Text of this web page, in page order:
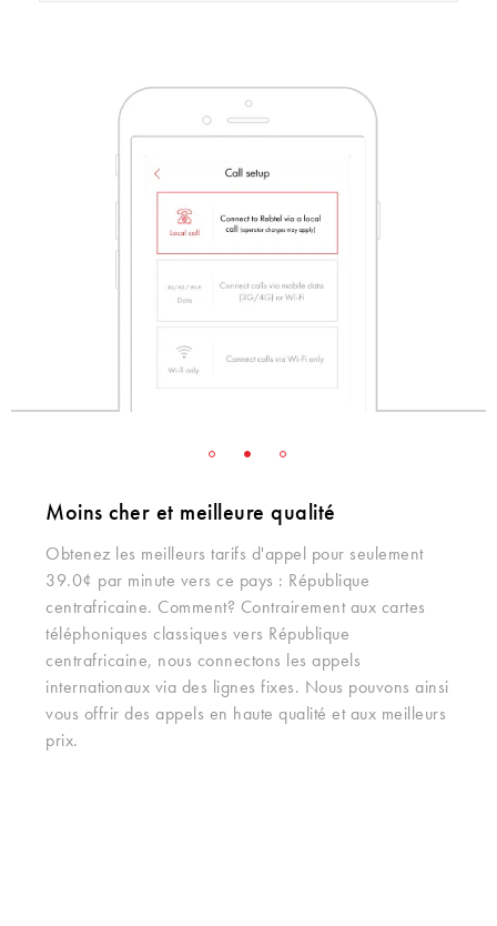
Moins cher et meilleure qualité
Obtenez les meilleurs tarifs d'appel pour seulement
39.0¢ par minute vers ce pays : République
centrafricaine. Comment? Contrairement aux cartes
téléphoniques classiques vers République
centrafricaine, nous connectons les appels
internationaux via des lignes fixes. Nous pouvons ainsi
vous offrir des appels en haute qualité et aux meilleurs
prix.